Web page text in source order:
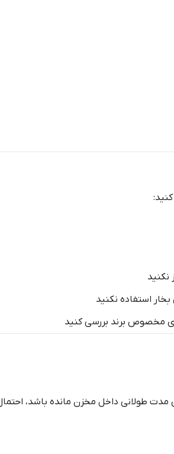
نکنید
استفاده نکنید
مخصوص برند بررسی کنید
مدت طولانی داخل مخزن مانده باشد،